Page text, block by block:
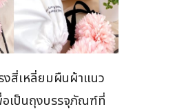
งสี่เหลี่ยมผืนผ้าแนว
เป็นถุงบรรจุภัณฑ์ที่